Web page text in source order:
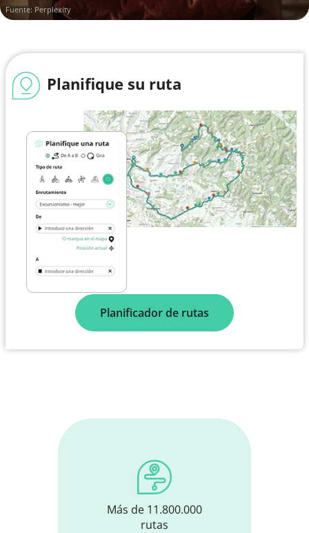
Fuente: Perplexity
Planifique su ruta
Planificador de rutas
Más de 11.800.000
rutas